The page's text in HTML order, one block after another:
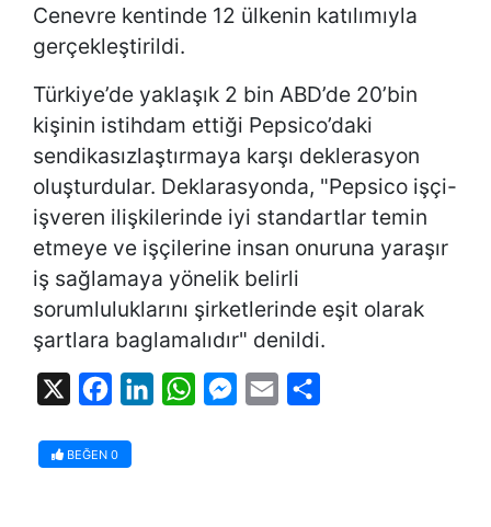
Cenevre kentinde 12 ülkenin katılımıyla
gerçekleştirildi.
Türkiye’de yaklaşık 2 bin ABD’de 20’bin
kişinin istihdam ettiği Pepsico’daki
sendikasızlaştırmaya karşı deklerasyon
oluşturdular. Deklarasyonda, "Pepsico işçi-
işveren ilişkilerinde iyi standartlar temin
etmeye ve işçilerine insan onuruna yaraşır
iş sağlamaya yönelik belirli
sorumluluklarını şirketlerinde eşit olarak
şartlara baglamalıdır" denildi.
FacebookLinkedInWhatsAppMessenger
Email
BEĞEN 0